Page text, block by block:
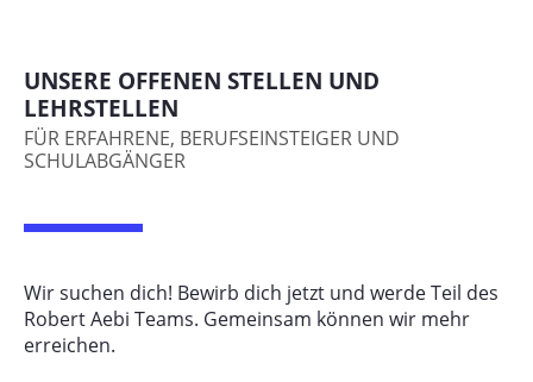
UNSERE OFFENEN STELLEN UND
LEHRSTELLEN
FÜR ERFAHRENE, BERUFSEINSTEIGER UND
SCHULABGÄNGER
Wir suchen dich! Bewirb dich jetzt und werde Teil des
Robert Aebi Teams. Gemeinsam können wir mehr
erreichen.